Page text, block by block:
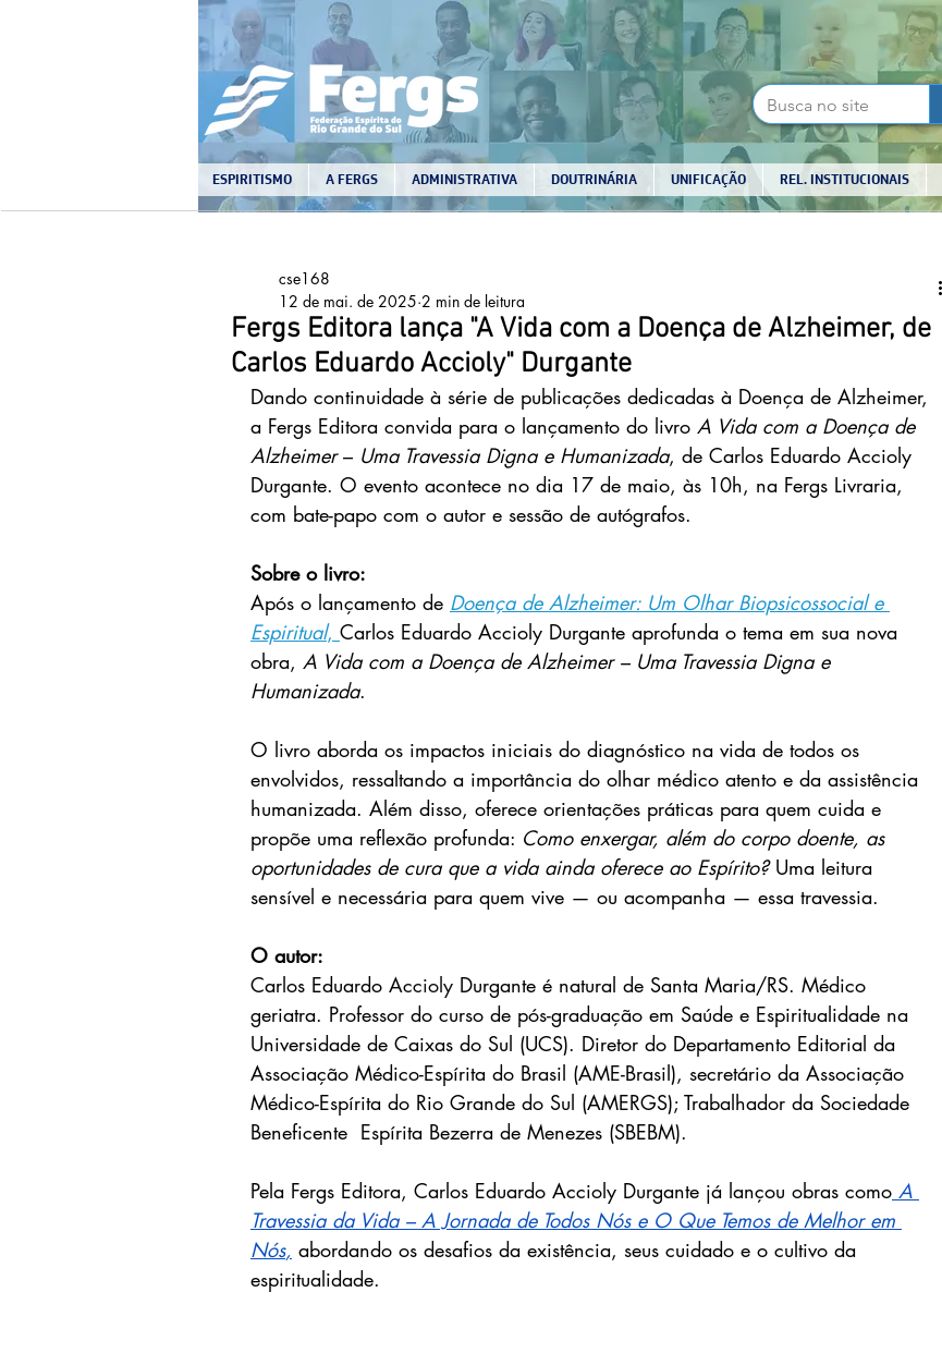
ESPIRITISMO A FERGS ADMINISTRATIVA DOUTRINÁRIA UNIFICAÇÃO REL. INSTITUCIONAIS
Fergs Editora lança "A Vida com a Doença de Alzheimer, de
Carlos Eduardo Accioly" Durgante
cse168
12 de mai. de 2025 2 min de leitura
Dando continuidade à série de publicações dedicadas à Doença de Alzheimer,
a Fergs Editora convida para o lançamento do livro A Vida com a Doença de
Alzheimer – Uma Travessia Digna e Humanizada, de Carlos Eduardo Accioly
Durgante. O evento acontece no dia 17 de maio, às 10h, na Fergs Livraria,
com bate-papo com o autor e sessão de autógrafos.
Sobre o livro:
Após o lançamento de Doença de Alzheimer: Um Olhar Biopsicossocial e
Espiritual, Carlos Eduardo Accioly Durgante aprofunda o tema em sua nova
obra, A Vida com a Doença de Alzheimer – Uma Travessia Digna e
Humanizada.
O livro aborda os impactos iniciais do diagnóstico na vida de todos os
envolvidos, ressaltando a importância do olhar médico atento e da assistência
humanizada. Além disso, oferece orientações práticas para quem cuida e
propõe uma reflexão profunda: Como enxergar, além do corpo doente, as
oportunidades de cura que a vida ainda oferece ao Espírito? Uma leitura
sensível e necessária para quem vive — ou acompanha — essa travessia.
O autor:
Carlos Eduardo Accioly Durgante é natural de Santa Maria/RS. Médico
geriatra. Professor do curso de pós-graduação em Saúde e Espiritualidade na
Universidade de Caixas do Sul (UCS). Diretor do Departamento Editorial da
Associação Médico-Espírita do Brasil (AME-Brasil), secretário da Associação
Médico-Espírita do Rio Grande do Sul (AMERGS); Trabalhador da Sociedade
Beneficente  Espírita Bezerra de Menezes (SBEBM).
Pela Fergs Editora, Carlos Eduardo Accioly Durgante já lançou obras como A
Travessia da Vida – A Jornada de Todos Nós e O Que Temos de Melhor em
Nós, abordando os desafios da existência, seus cuidado e o cultivo da
espiritualidade.